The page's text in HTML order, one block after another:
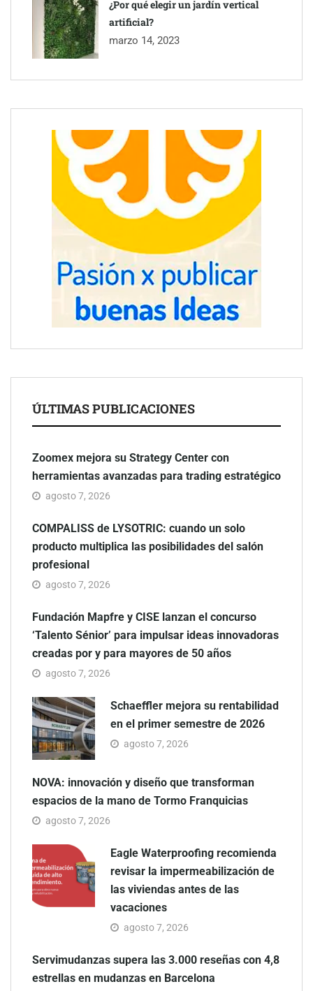
¿Por qué elegir un jardín vertical
artificial?
marzo 14, 2023
ÚLTIMAS PUBLICACIONES
Zoomex mejora su Strategy Center con
herramientas avanzadas para trading estratégico
agosto 7, 2026
COMPALISS de LYSOTRIC: cuando un solo
producto multiplica las posibilidades del salón
profesional
agosto 7, 2026
Fundación Mapfre y CISE lanzan el concurso
‘Talento Sénior’ para impulsar ideas innovadoras
creadas por y para mayores de 50 años
agosto 7, 2026
Schaeffler mejora su rentabilidad
en el primer semestre de 2026
agosto 7, 2026
NOVA: innovación y diseño que transforman
espacios de la mano de Tormo Franquicias
agosto 7, 2026
Eagle Waterproofing recomienda
revisar la impermeabilización de
las viviendas antes de las
vacaciones
agosto 7, 2026
Servimudanzas supera las 3.000 reseñas con 4,8
estrellas en mudanzas en Barcelona